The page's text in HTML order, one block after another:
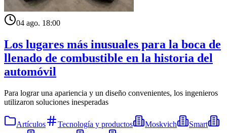
04 ago. 18:00
Los lugares más inusuales para la boca de
llenado de combustible en la historia del
automóvil
Para lograr una apariencia y un diseño convenientes, los ingenieros
utilizaron soluciones inesperadas
Artículos Tecnología y productos Moskvich
Smart